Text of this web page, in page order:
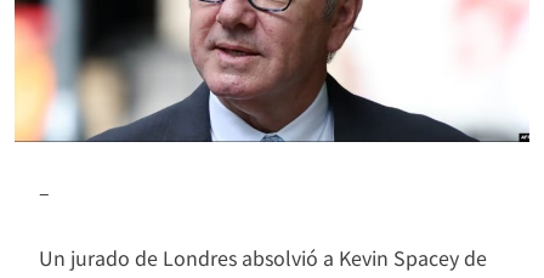
–
Un jurado de Londres absolvió a Kevin Spacey de